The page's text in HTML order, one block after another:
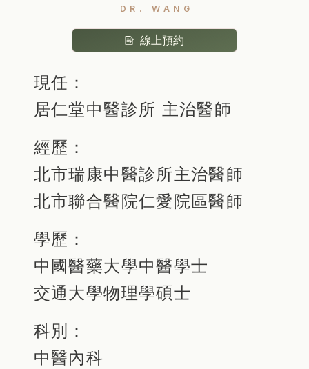
DR. WANG
線上預約
現任：
居仁堂中醫診所 主治醫師
經歷：
北市瑞康中醫診所主治醫師
北市聯合醫院仁愛院區醫師
學歷：
中國醫藥大學中醫學士
交通大學物理學碩士
科別：
中醫內科